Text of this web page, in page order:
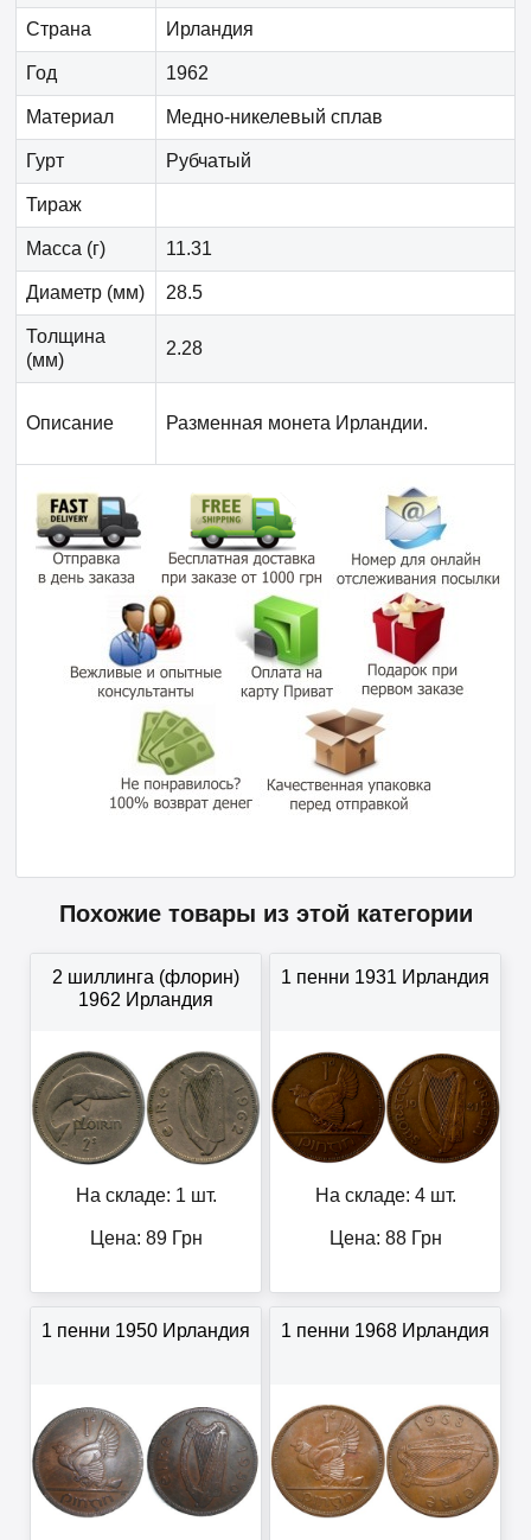
Страна Ирландия
Год 1962
Материал Медно-никелевый сплав
Гурт Рубчатый
Тираж
Масса (г) 11.31
Диаметр (мм) 28.5
Толщина
(мм)
2.28
Описание Разменная монета Ирландии.
Похожие товары из этой категории
2 шиллинга (флорин)
1962 Ирландия
На складе: 1 шт.
Цена: 89Грн
1 пенни 1931 Ирландия
На складе: 4 шт.
Цена: 88Грн
1 пенни 1950 Ирландия 1 пенни 1968 Ирландия